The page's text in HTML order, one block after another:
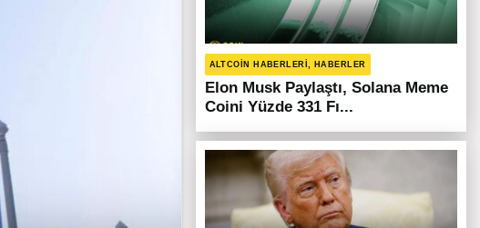
ALTCOIN HABERLERI, HABERLER
Elon Musk Paylaştı, Solana Meme
Coini Yüzde 331 Fı...